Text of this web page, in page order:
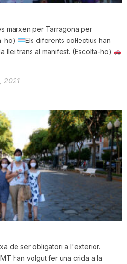
marxen per Tarragona per
ho)
Els diferents col·lectius han
llei trans al manifest. (Escolta-ho)
2021
de ser obligatori a l'exterior.
han volgut fer una crida a la